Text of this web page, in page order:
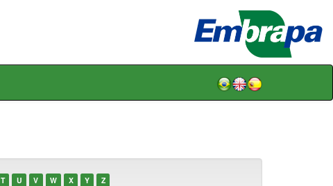
T U V W X Y Z